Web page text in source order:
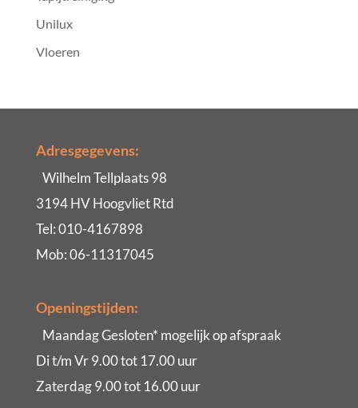
Unilux
Vloeren
Adresgegevens:
Wilhelm Tellplaats 98
3194 HV Hoogvliet Rtd
Tel: 010-4167898
Mob: 06-11317045
Openingstijden:
Maandag Gesloten* mogelijk op afspraak
Di t/m Vr 9.00 tot 17.00 uur
Zaterdag 9.00 tot 16.00 uur